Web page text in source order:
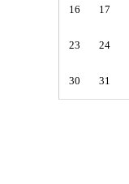
16 17
23 24
30 31